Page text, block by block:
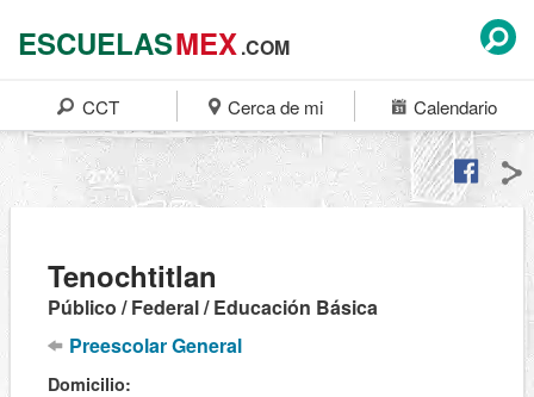
ESCUELASMEX.COM
CCT Cerca de mi Calendario
Tenochtitlan
Público / Federal / Educación Básica
Preescolar General
Domicilio: